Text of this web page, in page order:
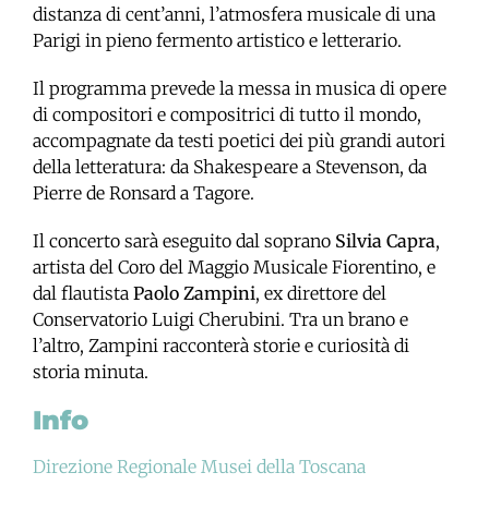
distanza di cent’anni, l’atmosfera musicale di una
Parigi in pieno fermento artistico e letterario.
Il programma prevede la messa in musica di opere
di compositori e compositrici di tutto il mondo,
accompagnate da testi poetici dei più grandi autori
della letteratura: da Shakespeare a Stevenson, da
Pierre de Ronsard a Tagore.
Il concerto sarà eseguito dal soprano Silvia Capra,
artista del Coro del Maggio Musicale Fiorentino, e
dal flautista Paolo Zampini, ex direttore del
Conservatorio Luigi Cherubini. Tra un brano e
l’altro, Zampini racconterà storie e curiosità di
storia minuta.
Info
Direzione Regionale Musei della Toscana